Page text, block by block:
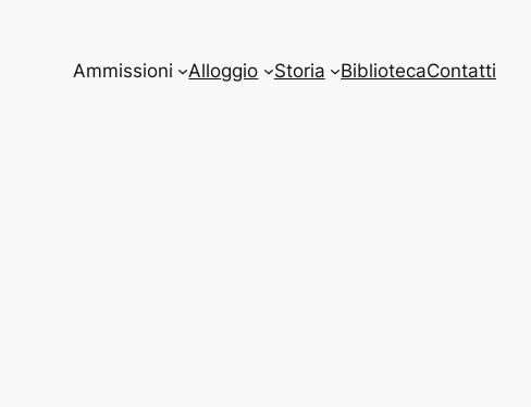
Ammissioni Alloggio Storia BibliotecaContatti